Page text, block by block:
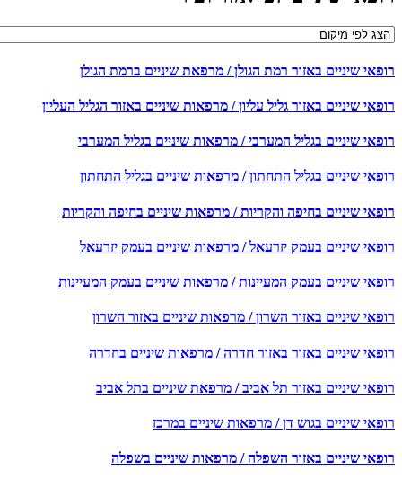
שיניים באזור רמת הגולן / מרפאת שיניים ברמת הגולן
שיניים באזור גליל עליון / מרפאות שיניים באזור הגליל העליון
שיניים בגליל המערבי / מרפאות שיניים בגליל המערבי
שיניים בגליל התחתון / מרפאות שיניים בגליל התחתון
שיניים בחיפה והקריות / מרפאות שיניים בחיפה והקריות
שיניים בעמק יזרעאל / מרפאות שיניים בעמק יזרעאל
שיניים בעמק המעיינות / מרפאות שיניים בעמק המעיינות
שיניים באזור השרון / מרפאות שיניים באזור השרון
שיניים באזור באזור חדרה / מרפאות שיניים בחדרה
שיניים באזור תל אביב / מרפאת שיניים בתל אביב
שיניים בגוש דן / מרפאות שיניים במרכז
שיניים באזור השפלה / מרפאות שיניים בשפלה